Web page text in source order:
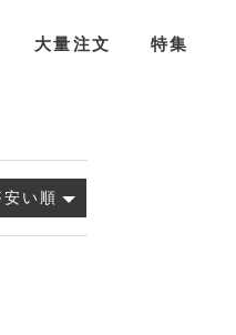
大量注文 特集
い順